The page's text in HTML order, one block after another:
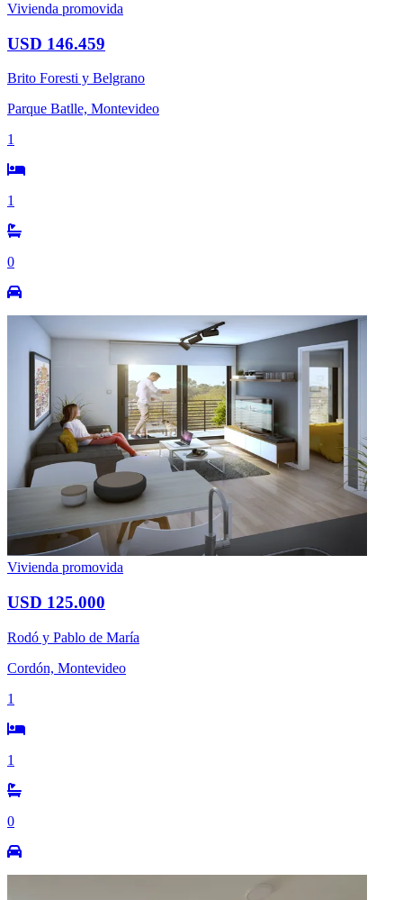
Vivienda promovida
USD 146.459
Brito Foresti y Belgrano
Parque Batlle, Montevideo
1
1
0
Vivienda promovida
USD 125.000
Rodó y Pablo de María
Cordón, Montevideo
1
1
0